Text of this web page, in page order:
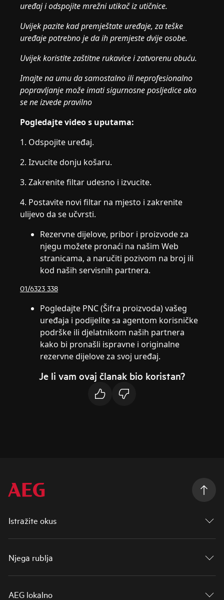
uređaj i odspojite mrežni utikač iz utičnice.
Uvijek pazite kad premještate uređaje, za teške
uređaje potrebno je da ih premjeste dvije osobe.
Uvijek koristite zaštitne rukavice i zatvorenu obuću.
Imajte na umu da samostalno ili neprofesionalno
popravljanje može imati sigurnosne posljedice ako
se ne izvede pravilno
Pogledajte video s uputama:
1. Odspojite uređaj.
2. Izvucite donju košaru.
3. Zakrenite filtar udesno i izvucite.
4. Postavite novi filtar na mjesto i zakrenite
ulijevo da se učvrsti.
Rezervne dijelove, pribor i proizvode za
njegu možete pronaći na našim Web
stranicama, a naručiti pozivom na broj ili
kod naših servisnih partnera.
01/6323 338
Pogledajte PNC (Šifra proizvoda) vašeg
uređaja i podijelite sa agentom korisničke
podrške ili djelatnikom naših partnera
kako bi pronašli ispravne i originalne
rezervne dijelove za svoj uređaj.
Je li vam ovaj članak bio koristan?
Istražite okus
Njega rublja
AEG lokalno